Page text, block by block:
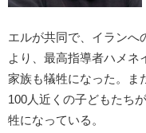
エルが共同で、イランへ
より、最高指導者ハメネ
家族も犠牲になった。ま
100人近くの子どもたち
牲になっている。